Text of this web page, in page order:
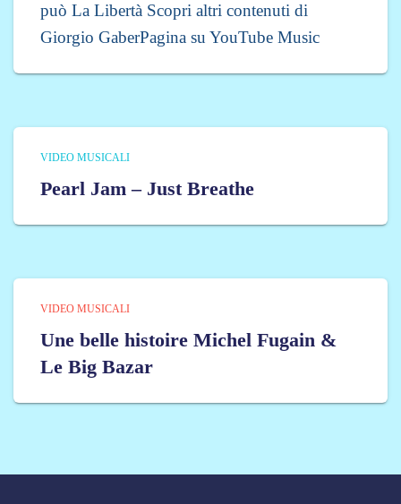
può La Libertà Scopri altri contenuti di
Giorgio GaberPagina su YouTube Music
VIDEO MUSICALI
Pearl Jam – Just Breathe
VIDEO MUSICALI
Une belle histoire Michel Fugain &
Le Big Bazar